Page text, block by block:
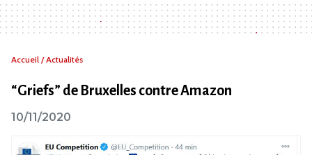
Vous
Accueil /Actualités
“Griefs” de Bruxelles contre Amazon
10/11/2020